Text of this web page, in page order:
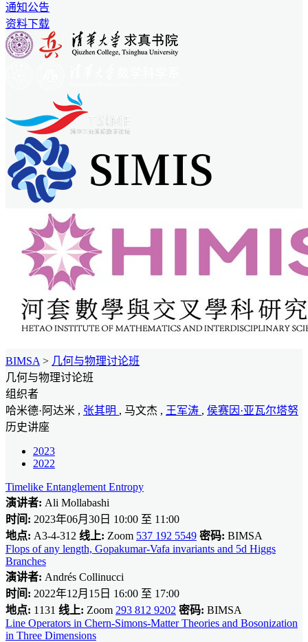
通知公告
资料下载
BIMSA > 几何与物理讨论班
几何与物理讨论班
组织者
哈米德·阿达米 , 张其明 , 马文杰 , 王军涛 , 侯赛因·亚瓦尔塔努
历史讲座
2023
2022
Timelike Entanglement Entropy
演讲者: Ali Mollabashi
时间: 2023年06月30日 10:00 至 11:00
地点: A3-4-312 线上: Zoom 537 192 5549 密码: BIMSA
Flops of any length, Gopakumar-Vafa invariants and 5d Higgs
Branches
演讲者: Andrés Collinucci
时间: 2022年12月15日 16:00 至 17:00
地点: 1131 线上: Zoom 293 812 9202 密码: BIMSA
Line Operators in Chern-Simons-Matter Theories and Bosonization
in Three Dimensions